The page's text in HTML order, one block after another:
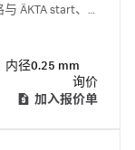
ÄKTA start、
avant 配套使
内径0.25 mm
询价
加入报价单